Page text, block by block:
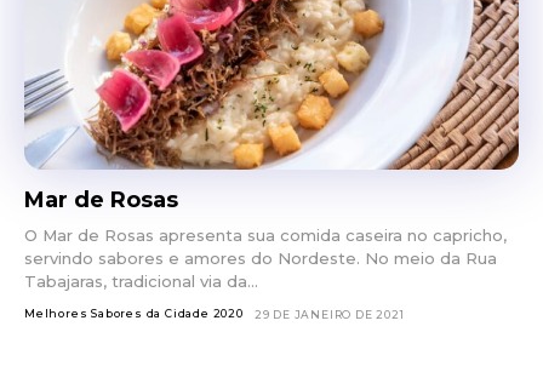
Mar de Rosas
O Mar de Rosas apresenta sua comida caseira no capricho,
servindo sabores e amores do Nordeste. No meio da Rua
Tabajaras, tradicional via da...
Melhores Sabores da Cidade 2020 29 DE JANEIRO DE 2021